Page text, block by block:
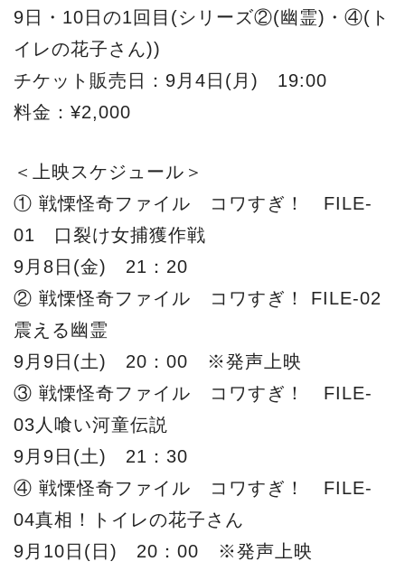
9日・10日の1回目(シリーズ②(幽霊)・④(ト
イレの花子さん))
チケット販売日：9月4日(月) 19:00
料金：¥2,000
＜上映スケジュール＞
① 戦慄怪奇ファイル コワすぎ！ FILE-
01 口裂け女捕獲作戦
9月8日(金) 21：20
② 戦慄怪奇ファイル コワすぎ！ FILE-02
震える幽霊
9月9日(土) 20：00 ※発声上映
③ 戦慄怪奇ファイル コワすぎ！ FILE-
03人喰い河童伝説
9月9日(土) 21：30
④ 戦慄怪奇ファイル コワすぎ！ FILE-
04真相！トイレの花子さん
9月10日(日) 20：00 ※発声上映